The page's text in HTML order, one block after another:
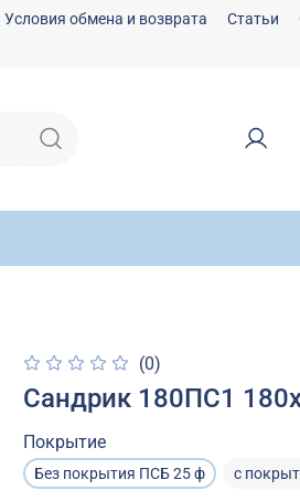
Условия обмена и возврата Статьи
(0)
Сандрик 180ПС1
Покрытие
Без покрытия ПСБ 25 ф с